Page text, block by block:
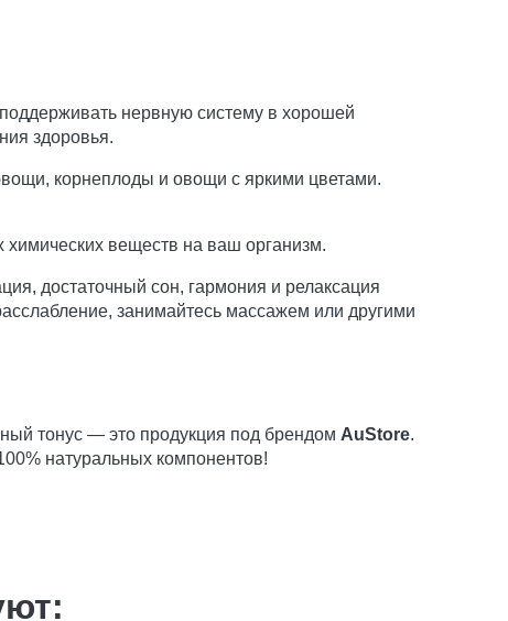
нервную систему в хорошей
здоровья.
корнеплоды и овощи с яркими цветами.
химических веществ на ваш организм.
достаточный сон, гармония и релаксация
занимайтесь массажем или другими
тонус — это продукция под брендом AuStore.
натуральных компонентов!